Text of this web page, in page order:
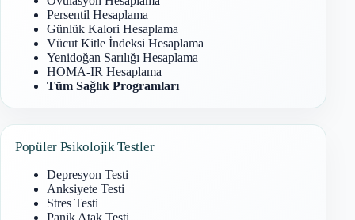
Persentil Hesaplama
Günlük Kalori Hesaplama
Vücut Kitle İndeksi Hesaplama
Yenidoğan Sarılığı Hesaplama
HOMA-IR Hesaplama
Tüm Sağlık Programları
Popüler Psikolojik Testler
Depresyon Testi
Anksiyete Testi
Stres Testi
Panik Atak Testi